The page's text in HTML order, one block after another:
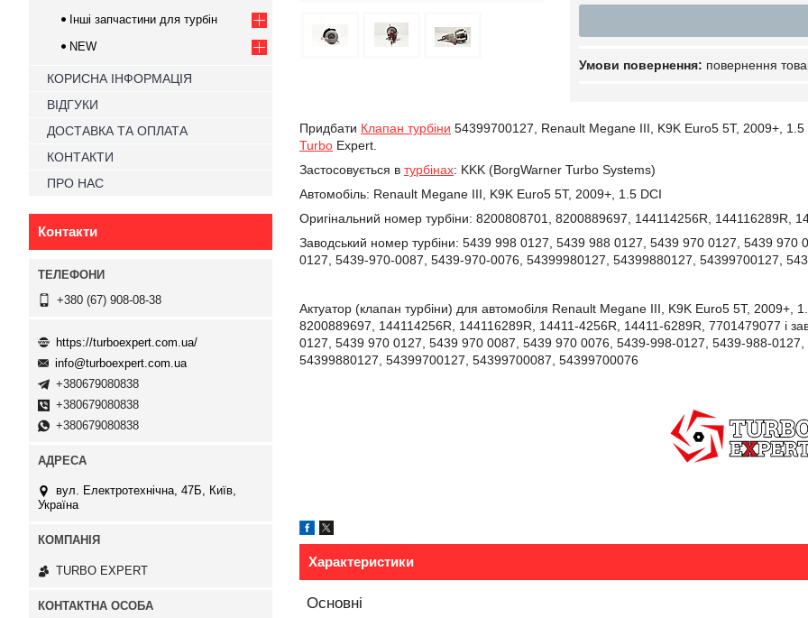
повернення
Придбати Клапан турбіни 54399700127, Renault Megane III, K9K Euro5 5T, 2009+,
Turbo Expert.
Застосовується в турбінах: KKK (BorgWarner Turbo Systems)
Автомобіль: Renault Megane III, K9K Euro5 5T, 2009+, 1.5 DCI
Оригінальний номер турбіни: 8200808701, 8200889697, 144114256R, 144116289R,
Заводський номер турбіни: 5439 998 0127, 5439 988 0127, 5439 970 0127, 5439
0127, 5439-970-0087, 5439-970-0076, 54399980127, 54399880127, 54399700127,
Актуатор (клапан турбіни) для автомобіля Renault Megane III, K9K Euro5 5T, 2009+,
8200889697, 144114256R, 144116289R, 14411-4256R, 14411-6289R, 7701479077 і
0127, 5439 970 0127, 5439 970 0087, 5439 970 0076, 5439-998-0127, 5439-988-
54399880127, 54399700127, 54399700087, 54399700076
Характеристики
Основні
Інші запчастини для турбін
NEW
КОРИСНА ІНФОРМАЦІЯ
ВІДГУКИ
ДОСТАВКА ТА ОПЛАТА
КОНТАКТИ
ПРО НАС
Контакти
+380 (67) 908-08-38
https://turboexpert.com.ua/
info@turboexpert.com.ua
+380679080838
+380679080838
+380679080838
вул. Електротехнічна, 47Б, Київ,
Україна
TURBO EXPERT